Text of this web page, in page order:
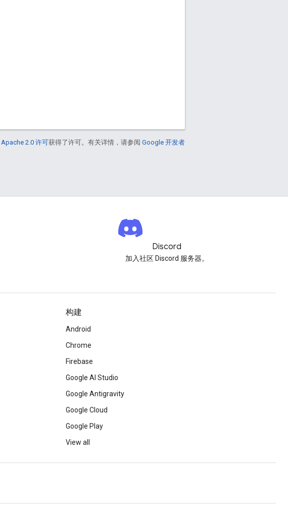
Apache 2.0 许可获得了许可。有关详情，请参阅 Google 开发者
Discord
加入社区 Discord 服务器。
构建
Android
Chrome
Firebase
Google AI Studio
Google Antigravity
Google Cloud
Google Play
View all